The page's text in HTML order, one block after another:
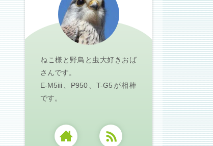
ねこ様と野鳥と虫大好きおば
さんです。
E-M5iii、P950、T-G5が相棒
です。